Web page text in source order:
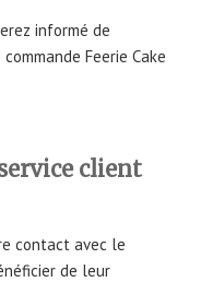
informé de
Feerie Cake
client
contact avec le
de leur